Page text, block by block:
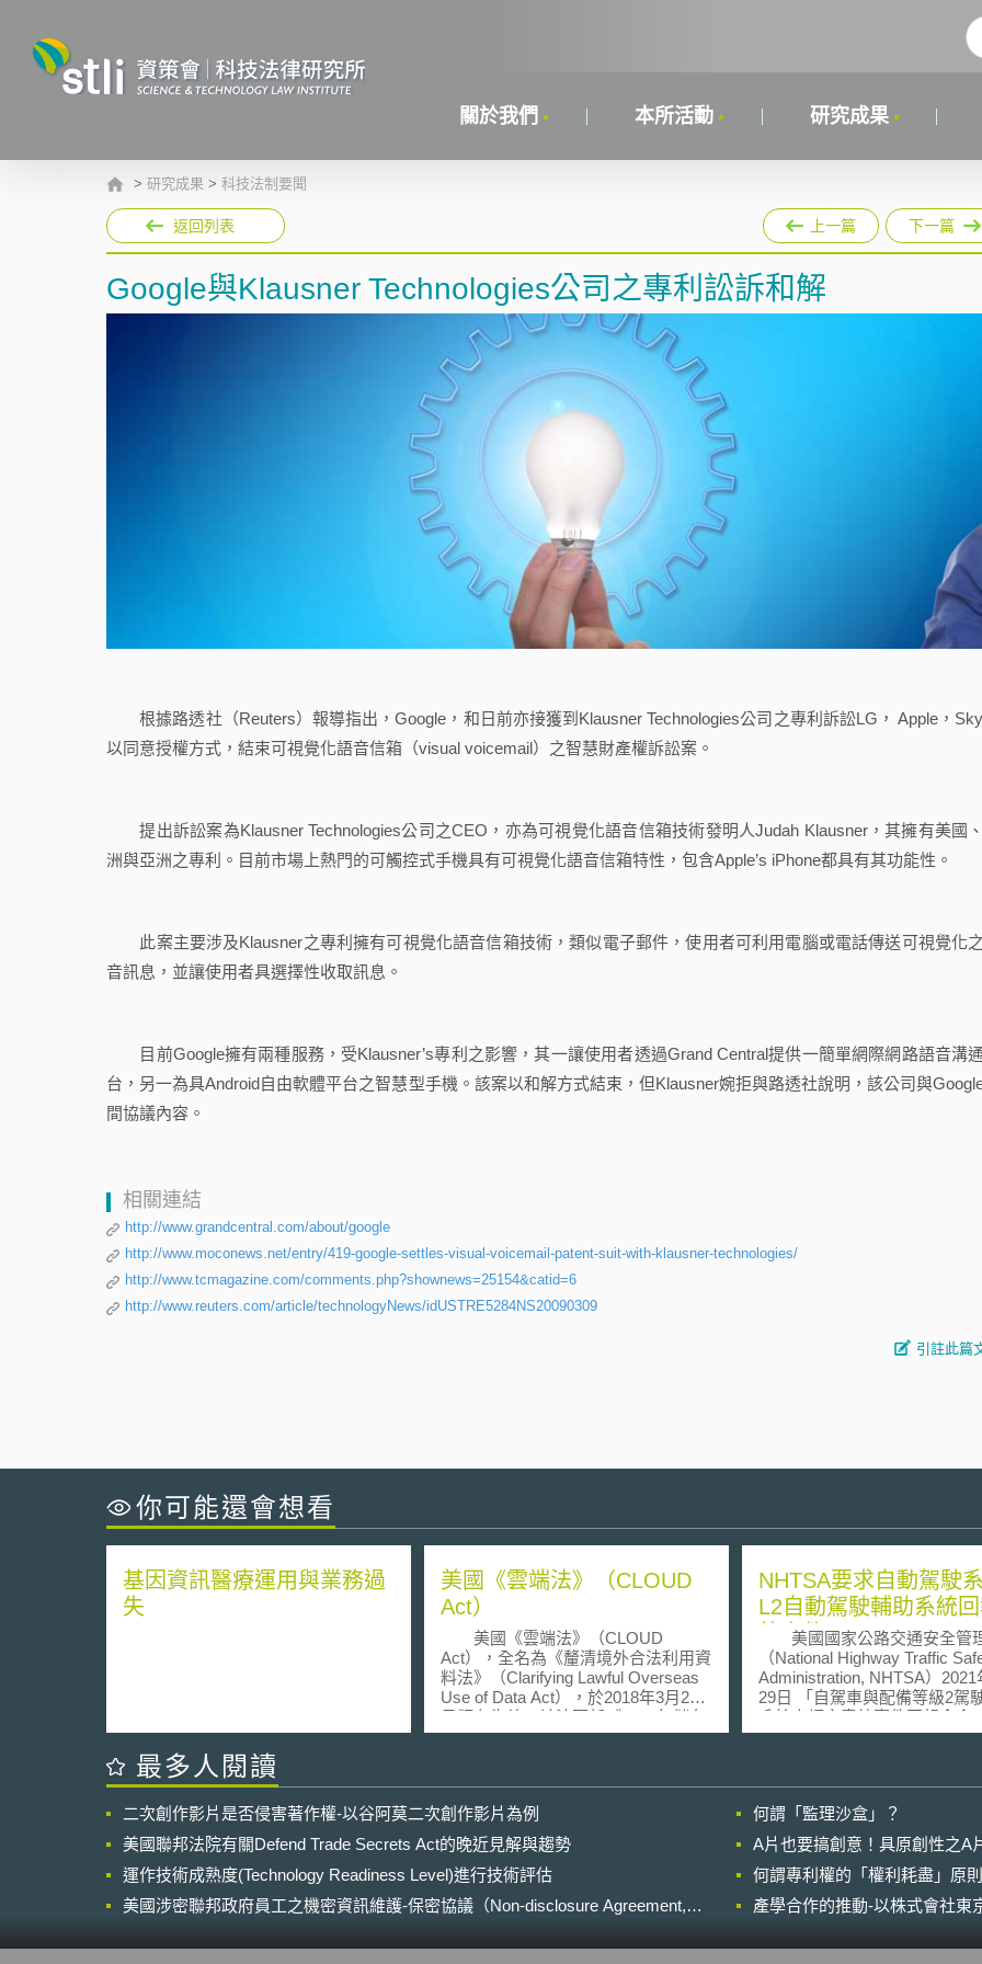
關於我們 本所活動 研究成果
> 研究成果 > 科技法制要聞
返回列表 上一篇 下一篇
Google與Klausner Technologies公司之專利訟訴和解
根據路透社（Reuters）報導指出，Google，和日前亦接獲到Klausner Technologies公司之專利訴訟LG， Apple，
以同意授權方式，結束可視覺化語音信箱（visual voicemail）之智慧財產權訴訟案。
提出訴訟案為Klausner Technologies公司之CEO，亦為可視覺化語音信箱技術發明人Judah Klausner，其擁有美國
洲與亞洲之專利。目前市場上熱門的可觸控式手機具有可視覺化語音信箱特性，包含Apple’s iPhone都具有其功能性。
此案主要涉及Klausner之專利擁有可視覺化語音信箱技術，類似電子郵件，使用者可利用電腦或電話傳送可視覺化
音訊息，並讓使用者具選擇性收取訊息。
目前Google擁有兩種服務，受Klausner’s專利之影響，其一讓使用者透過Grand Central提供一簡單網際網路語音溝
台，另一為具Android自由軟體平台之智慧型手機。該案以和解方式結束，但Klausner婉拒與路透社說明，該公司與
間協議內容。
相關連結
http://www.grandcentral.com/about/google
http://www.moconews.net/entry/419-google-settles-visual-voicemail-patent-suit-with-klausner-technologies/
http://www.tcmagazine.com/comments.php?shownews=25154&catid=6
http://www.reuters.com/article/technologyNews/idUSTRE5284NS20090309
引註此篇
你可能還會想看
基因資訊醫療運用與業務過
失
美國《雲端法》（CLOUD
Act）
美國《雲端法》（CLOUD
Act），全名為《釐清境外合法利用資
料法》（Clarifying Lawful Overseas
Use of Data Act），於2018年3月23
日頒布生效，該法更新《1986年儲存
通訊紀錄法》（Stored
構均可合法請求通訊紀錄的保存或揭
露。 《雲端法》有兩大重點：首
先，《雲端法》授權美國與其他值得
信賴的國家進行雙邊協議，以取得重
大犯罪之電子證據。其他國家必須擁
有相應的完善法規、隱私、公民權利
的資格。透過雙邊協議，締約雙方可
NHTSA要求自動駕駛
L2自動駕駛輔助系統
外事件
美國國家公路交通安全管
（National Highway Traffic
Administration, NHTSA）2021
29日 「自駕車與配備等級2駕
系統車輛之意外事件回報命令
（Standing General Order
Systems）」，課予系統製造
運商意外事件回報義務，重點
（1）適用範圍：全美境內公
發生之車輛碰撞事件，事發前
事件結束期間內曾經啟用等級2
助系統或自動駕駛系統。 （2）意外
亡或送醫治療、車輛必須拖吊
最多人閱讀
二次創作影片是否侵害著作權-以谷阿莫二次創作影片為例
何謂「監理沙盒」？
美國聯邦法院有關Defend Trade Secrets Act的晚近見解與趨勢
A片也要搞創意！具原創性之A
運作技術成熟度(Technology Readiness Level)進行技術評估
何謂專利權的「權利耗盡」原
美國涉密聯邦政府員工之機密資訊維護-保密協議（Non-disclosure Agreement,
產學合作的推動-以株式會社東